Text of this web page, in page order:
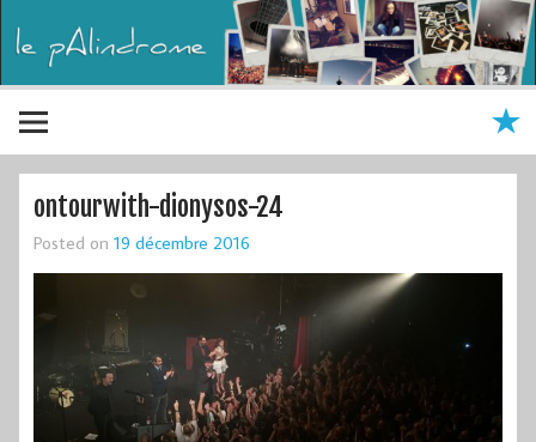
ontourwith-dionysos-24
Posted on 19 décembre 2016